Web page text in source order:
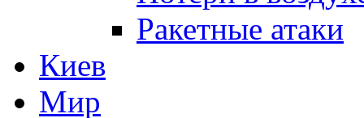
Ракетные атаки
Киев
Мир